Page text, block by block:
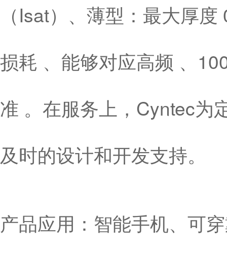
（Isat）、薄型：最大厚
损耗 、能够对应高频 、
准 。在服务上，Cyntec为
及时的设计和开发支持。
产品应用：智能手机、可